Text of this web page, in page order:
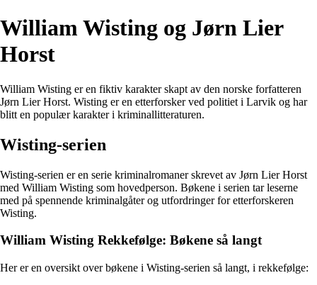
William Wisting og Jørn Lier
Horst
William Wisting er en fiktiv karakter skapt av den norske forfatteren
Jørn Lier Horst. Wisting er en etterforsker ved politiet i Larvik og har
blitt en populær karakter i kriminallitteraturen.
Wisting-serien
Wisting-serien er en serie kriminalromaner skrevet av Jørn Lier Horst
med William Wisting som hovedperson. Bøkene i serien tar leserne
med på spennende kriminalgåter og utfordringer for etterforskeren
Wisting.
William Wisting Rekkefølge: Bøkene så langt
Her er en oversikt over bøkene i Wisting-serien så langt, i rekkefølge: